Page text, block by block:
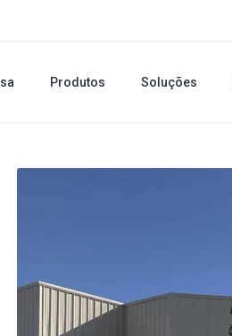
Produtos Soluções